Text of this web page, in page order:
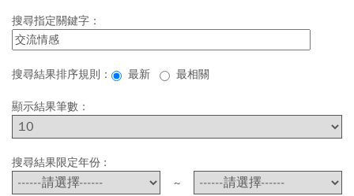
搜尋指定關鍵字：
搜尋結果排序規則： 最新 最相關
顯示結果筆數：
搜尋結果限定年份 :
~